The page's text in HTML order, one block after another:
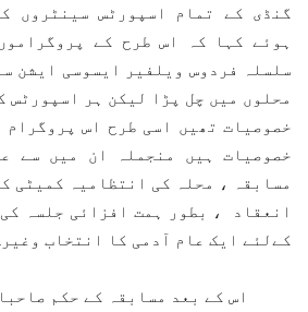
گنڈی کے تمام اسپورٹس سینٹروں
ہوئے کہا کہ اس طرح کے
سلسلہ فردوس ویلفیر ایسوسی ایشن
محلوں میں چل پڑا لیکن ہر اسپورٹس
خصوصیات تھیں اسی طرح اس
خصوصیات ہیں منجملہ ان میں سے
مسابقہ ، محلہ کی انتظامیہ کمیٹی
انعقاد ، بطور ہمت افزائی جلسہ
کےلئے ایک عام آدمی کا انتخاب
اس کے بعد مسابقہ کے حکم